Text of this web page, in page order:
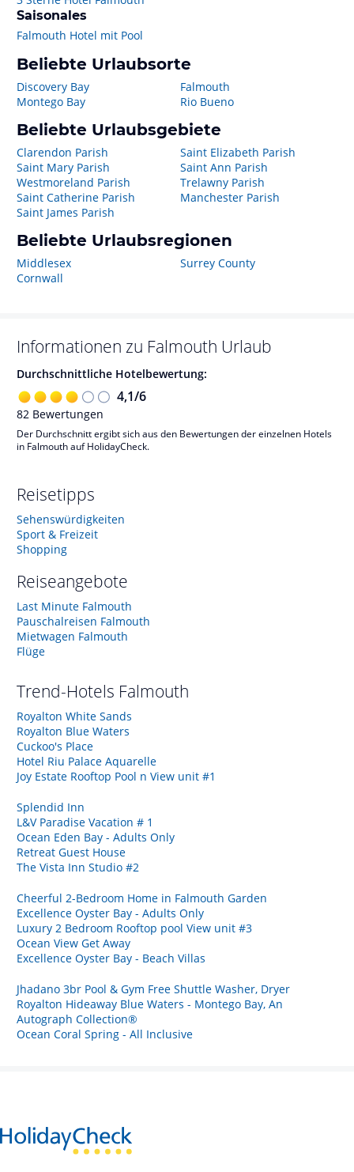
Saisonales
Falmouth Hotel mit Pool
Beliebte Urlaubsorte
Discovery Bay
Montego Bay
Falmouth
Rio Bueno
Beliebte Urlaubsgebiete
Clarendon Parish
Saint Mary Parish
Westmoreland Parish
Saint Catherine Parish
Saint James Parish
Saint Elizabeth Parish
Saint Ann Parish
Trelawny Parish
Manchester Parish
Beliebte Urlaubsregionen
Middlesex
Cornwall
Surrey County
Informationen zu Falmouth Urlaub
Durchschnittliche Hotelbewertung:
4,1/6
82 Bewertungen
Der Durchschnitt ergibt sich aus den Bewertungen der einzelnen Hotels
in Falmouth auf HolidayCheck.
Reisetipps
Sehenswürdigkeiten
Sport & Freizeit
Shopping
Reiseangebote
Last Minute Falmouth
Pauschalreisen Falmouth
Mietwagen Falmouth
Flüge
Trend-Hotels Falmouth
Royalton White Sands
Royalton Blue Waters
Cuckoo's Place
Hotel Riu Palace Aquarelle
Joy Estate Rooftop Pool n View unit #1
Splendid Inn
L&V Paradise Vacation # 1
Ocean Eden Bay - Adults Only
Retreat Guest House
The Vista Inn Studio #2
Cheerful 2-Bedroom Home in Falmouth Garden
Excellence Oyster Bay - Adults Only
Luxury 2 Bedroom Rooftop pool View unit #3
Ocean View Get Away
Excellence Oyster Bay - Beach Villas
Jhadano 3br Pool & Gym Free Shuttle Washer, Dryer
Royalton Hideaway Blue Waters - Montego Bay, An
Autograph Collection®
Ocean Coral Spring - All Inclusive